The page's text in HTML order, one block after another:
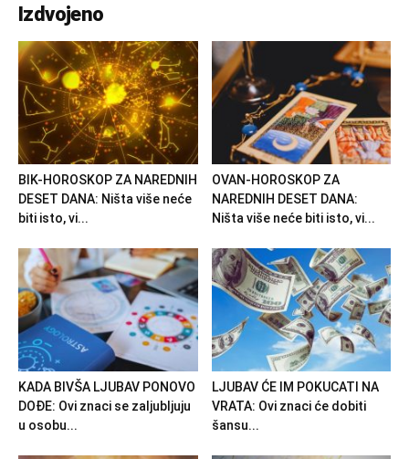
Izdvojeno
BIK-HOROSKOP ZA NAREDNIH
DESET DANA: Ništa više neće
biti isto, vi...
OVAN-HOROSKOP ZA
NAREDNIH DESET DANA:
Ništa više neće biti isto, vi...
KADA BIVŠA LJUBAV PONOVO
DOĐE: Ovi znaci se zaljubljuju
u osobu...
LJUBAV ĆE IM POKUCATI NA
VRATA: Ovi znaci će dobiti
šansu...